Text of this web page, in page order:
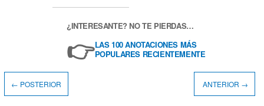
¿INTERESANTE? NO TE PIERDAS…
👉LAS 100 ANOTACIONES MÁS
POPULARES RECIENTEMENTE
← POSTERIOR ANTERIOR →